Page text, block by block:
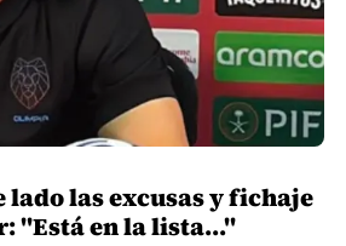
lado las excusas y fichaje
"Está en la lista..."